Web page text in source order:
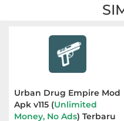
Emulator
Entertainment
Events
Finance
Urban Drug Empire Mod
Apk v115 (Unlimited
Money, No Ads) Terbaru